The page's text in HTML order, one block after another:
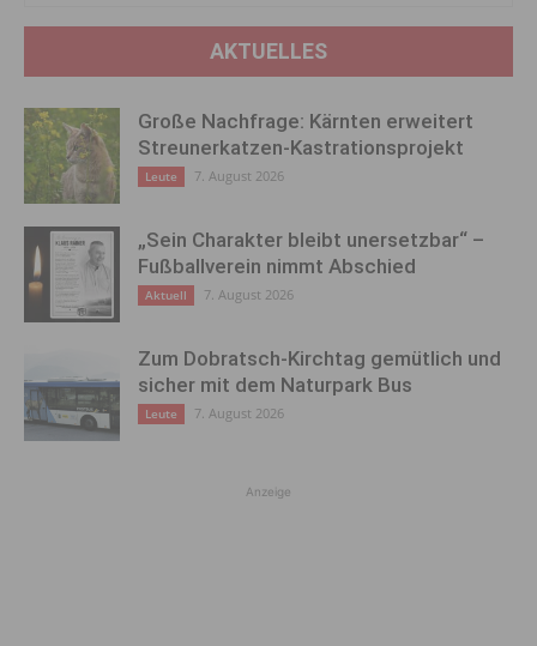
AKTUELLES
Große Nachfrage: Kärnten erweitert
Streunerkatzen-Kastrationsprojekt
Leute 7. August 2026
„Sein Charakter bleibt unersetzbar“ –
Fußballverein nimmt Abschied
Aktuell 7. August 2026
Zum Dobratsch-Kirchtag gemütlich und
sicher mit dem Naturpark Bus
Leute 7. August 2026
Anzeige